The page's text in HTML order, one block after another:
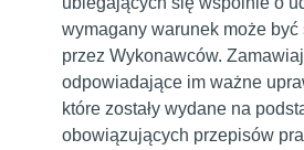
wymagany warunek może być
przez Wykonawców.
odpowiadające im ważne
które zostały wydane na
obowiązujących przepisów